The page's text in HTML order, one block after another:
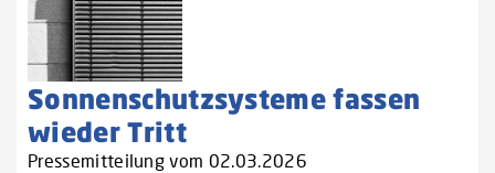
Sonnenschutzsysteme fassen
wieder Tritt
Pressemitteilung vom 02.03.2026